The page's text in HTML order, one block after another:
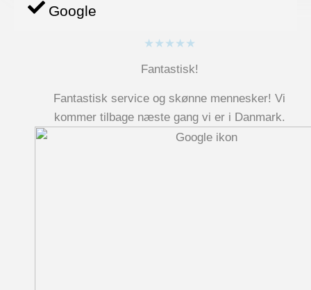
Google
★★★★★
Fantastisk!
Fantastisk service og skønne mennesker! Vi
kommer tilbage næste gang vi er i Danmark.